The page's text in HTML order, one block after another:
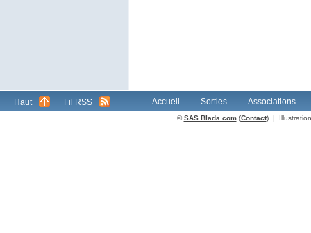
Haut Fil RSS Accueil Sorties Associations
©SAS Blada.com(Contact) |